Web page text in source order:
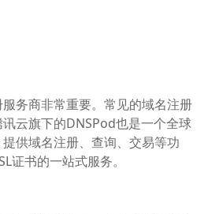
务商非常重要。常见的域名注册
云旗下的DNSPod也是一个全球
供域名注册、查询、交易等功
证书的一站式服务。